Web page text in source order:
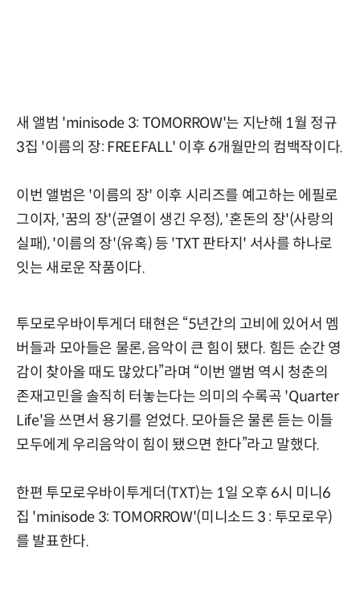
새 앨범 'minisode 3: TOMORROW'는 지난해 1월 정규
3집 '이름의 장: FREEFALL' 이후 6개월만의 컴백작이다.
이번 앨범은 '이름의 장' 이후 시리즈를 예고하는 에필로
그이자, '꿈의 장'(균열이 생긴 우정), '혼돈의 장'(사랑의
실패), '이름의 장'(유혹) 등 'TXT 판타지' 서사를 하나로
잇는 새로운 작품이다.
투모로우바이투게더 태현은 “5년간의 고비에 있어서 멤
버들과 모아들은 물론, 음악이 큰 힘이 됐다. 힘든 순간 영
감이 찾아올 때도 많았다”라며 “이번 앨범 역시 청춘의
존재고민을 솔직히 터놓는다는 의미의 수록곡 'Quarter
Life'을 쓰면서 용기를 얻었다. 모아들은 물론 듣는 이들
모두에게 우리음악이 힘이 됐으면 한다”라고 말했다.
한편 투모로우바이투게더(TXT)는 1일 오후 6시 미니6
집 'minisode 3: TOMORROW'(미니소드 3 : 투모로우)
를 발표한다.